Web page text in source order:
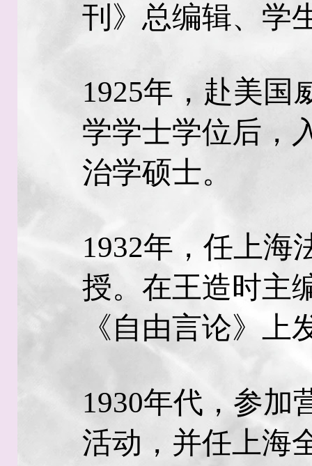
刊》总编辑、学
1925年，赴美国
学学士学位后，
治学硕士。
1932年，任上海
授。在王造时主
《自由言论》
1930年代，参加
活动，并任上海